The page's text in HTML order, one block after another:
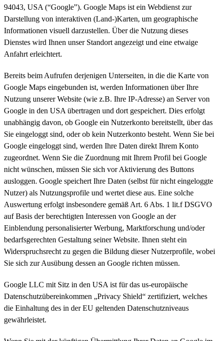
94043, USA (“Google”). Google Maps ist ein Webdienst zur
Darstellung von interaktiven (Land-)Karten, um geographische
Informationen visuell darzustellen. Über die Nutzung dieses
Dienstes wird Ihnen unser Standort angezeigt und eine etwaige
Anfahrt erleichtert.
Bereits beim Aufrufen derjenigen Unterseiten, in die die Karte von
Google Maps eingebunden ist, werden Informationen über Ihre
Nutzung unserer Website (wie z.B. Ihre IP-Adresse) an Server von
Google in den USA übertragen und dort gespeichert. Dies erfolgt
unabhängig davon, ob Google ein Nutzerkonto bereitstellt, über das
Sie eingeloggt sind, oder ob kein Nutzerkonto besteht. Wenn Sie bei
Google eingeloggt sind, werden Ihre Daten direkt Ihrem Konto
zugeordnet. Wenn Sie die Zuordnung mit Ihrem Profil bei Google
nicht wünschen, müssen Sie sich vor Aktivierung des Buttons
ausloggen. Google speichert Ihre Daten (selbst für nicht eingeloggte
Nutzer) als Nutzungsprofile und wertet diese aus. Eine solche
Auswertung erfolgt insbesondere gemäß Art. 6 Abs. 1 lit.f DSGVO
auf Basis der berechtigten Interessen von Google an der
Einblendung personalisierter Werbung, Marktforschung und/oder
bedarfsgerechten Gestaltung seiner Website. Ihnen steht ein
Widerspruchsrecht zu gegen die Bildung dieser Nutzerprofile, wobei
Sie sich zur Ausübung dessen an Google richten müssen.
Google LLC mit Sitz in den USA ist für das us-europäische
Datenschutzübereinkommen „Privacy Shield“ zertifiziert, welches
die Einhaltung des in der EU geltenden Datenschutzniveaus
gewährleistet.